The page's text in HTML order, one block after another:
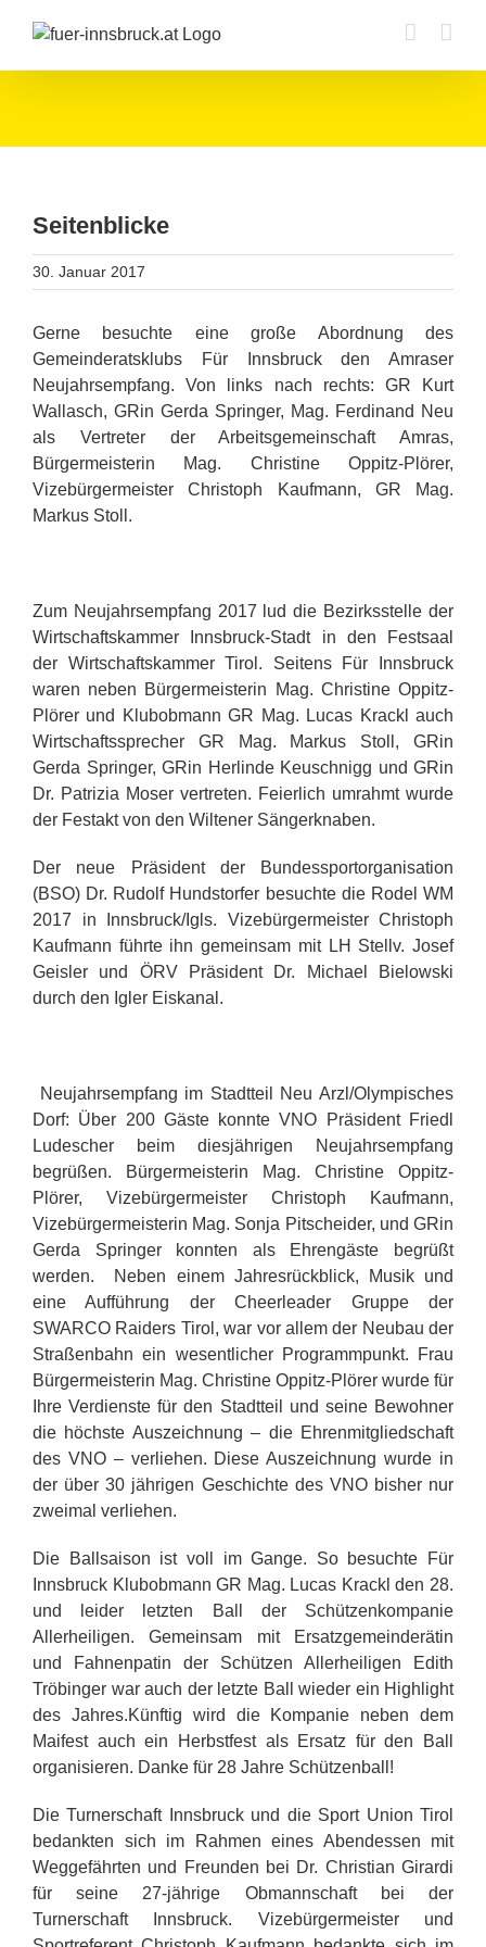
Inhalt
Seitenblicke
30. Januar 2017
Gerne besuchte eine große Abordnung des
Gemeinderatsklubs Für Innsbruck den Amraser
Neujahrsempfang. Von links nach rechts: GR Kurt
Wallasch, GRin Gerda Springer, Mag. Ferdinand Neu
als Vertreter der Arbeitsgemeinschaft Amras,
Bürgermeisterin Mag. Christine Oppitz-Plörer,
Vizebürgermeister Christoph Kaufmann, GR Mag.
Markus Stoll.
Zum Neujahrsempfang 2017 lud die Bezirksstelle der
Wirtschaftskammer Innsbruck-Stadt in den Festsaal
der Wirtschaftskammer Tirol. Seitens Für Innsbruck
waren neben Bürgermeisterin Mag. Christine Oppitz-
Plörer und Klubobmann GR Mag. Lucas Krackl auch
Wirtschaftssprecher GR Mag. Markus Stoll, GRin
Gerda Springer, GRin Herlinde Keuschnigg und GRin
Dr. Patrizia Moser vertreten. Feierlich umrahmt wurde
der Festakt von den Wiltener Sängerknaben.
Der neue Präsident der Bundessportorganisation
(BSO) Dr. Rudolf Hundstorfer besuchte die Rodel WM
2017 in Innsbruck/Igls. Vizebürgermeister Christoph
Kaufmann führte ihn gemeinsam mit LH Stellv. Josef
Geisler und ÖRV Präsident Dr. Michael Bielowski
durch den Igler Eiskanal.
Neujahrsempfang im Stadtteil Neu Arzl/Olympisches
Dorf: Über 200 Gäste konnte VNO Präsident Friedl
Ludescher beim diesjährigen Neujahrsempfang
begrüßen. Bürgermeisterin Mag. Christine Oppitz-
Plörer, Vizebürgermeister Christoph Kaufmann,
Vizebürgermeisterin Mag. Sonja Pitscheider, und GRin
Gerda Springer konnten als Ehrengäste begrüßt
werden. Neben einem Jahresrückblick, Musik und
eine Aufführung der Cheerleader Gruppe der
SWARCO Raiders Tirol, war vor allem der Neubau der
Straßenbahn ein wesentlicher Programmpunkt. Frau
Bürgermeisterin Mag. Christine Oppitz-Plörer wurde für
Ihre Verdienste für den Stadtteil und seine Bewohner
die höchste Auszeichnung – die Ehrenmitgliedschaft
des VNO – verliehen. Diese Auszeichnung wurde in
der über 30 jährigen Geschichte des VNO bisher nur
zweimal verliehen.
Die Ballsaison ist voll im Gange. So besuchte Für
Innsbruck Klubobmann GR Mag. Lucas Krackl den 28.
und leider letzten Ball der Schützenkompanie
Allerheiligen. Gemeinsam mit Ersatzgemeinderätin
und Fahnenpatin der Schützen Allerheiligen Edith
Tröbinger war auch der letzte Ball wieder ein Highlight
des Jahres.Künftig wird die Kompanie neben dem
Maifest auch ein Herbstfest als Ersatz für den Ball
organisieren. Danke für 28 Jahre Schützenball!
Die Turnerschaft Innsbruck und die Sport Union Tirol
bedankten sich im Rahmen eines Abendessen mit
Weggefährten und Freunden bei Dr. Christian Girardi
für seine 27-jährige Obmannschaft bei der
Turnerschaft Innsbruck. Vizebürgermeister und